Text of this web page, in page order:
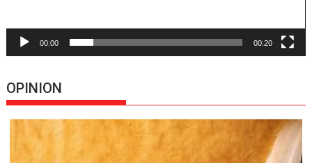
00:00 00:20
OPINION